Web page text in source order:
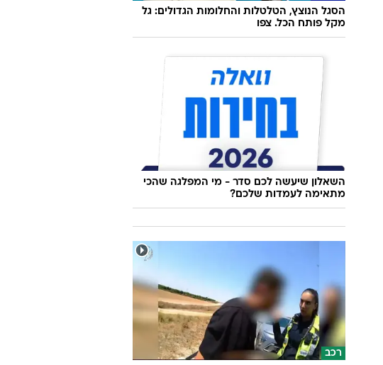
הסגל הנוצץ, הטלטלות והחלומות הגדולים: גל
מקל פותח הכל. צפו
השאלון שיעשה לכם סדר - מי המפלגה שהכי
מתאימה לעמדות שלכם?
רכב